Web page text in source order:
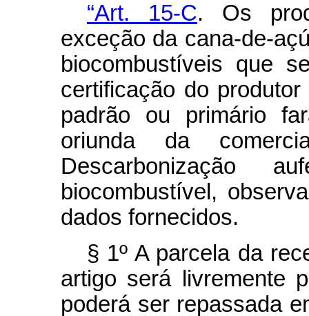
“Art. 15-C. Os
exceção da cana-de-
biocombustíveis que
certificação do
padrão ou primário
oriunda da
Descarbonização
biocombustível,
dados fornecidos.
§ 1º A parcela da
artigo será livremente
poderá ser repassada